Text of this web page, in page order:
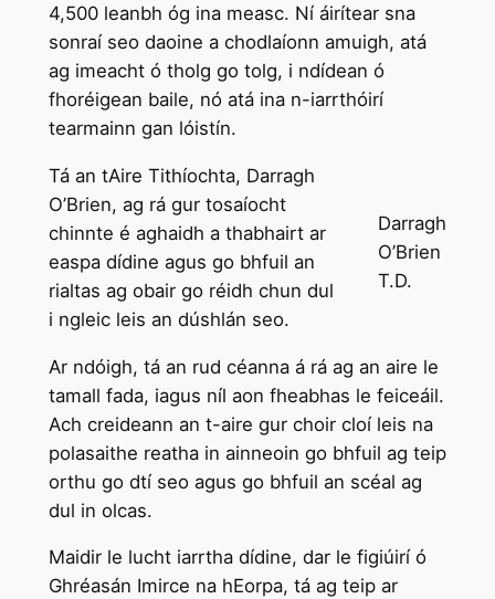
4,500 leanbh óg ina measc. Ní áirítear sna
sonraí seo daoine a chodlaíonn amuigh, atá
ag imeacht ó tholg go tolg, i ndídean ó
fhoréigean baile, nó atá ina n-iarrthóirí
tearmainn gan lóistín.
Darragh
O’Brien
T.D.
Tá an tAire Tithíochta, Darragh
O’Brien, ag rá gur tosaíocht
chinnte é aghaidh a thabhairt ar
easpa dídine agus go bhfuil an
rialtas ag obair go réidh chun dul
i ngleic leis an dúshlán seo.
Ar ndóigh, tá an rud céanna á rá ag an aire le
tamall fada, iagus níl aon fheabhas le feiceáil.
Ach creideann an t-aire gur choir cloí leis na
polasaithe reatha in ainneoin go bhfuil ag teip
orthu go dtí seo agus go bhfuil an scéal ag
dul in olcas.
Maidir le lucht iarrtha dídine, dar le figiúirí ó
Ghréasán Imirce na hEorpa, tá ag teip ar